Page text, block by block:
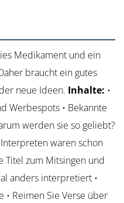
Medikament und ein
braucht ein gutes
neue Ideen. Inhalte: •
Werbespots • Bekannte
werden sie so geliebt?
Interpreten waren schon
Titel zum Mitsingen und
anders interpretiert •
• Reimen Sie Verse über